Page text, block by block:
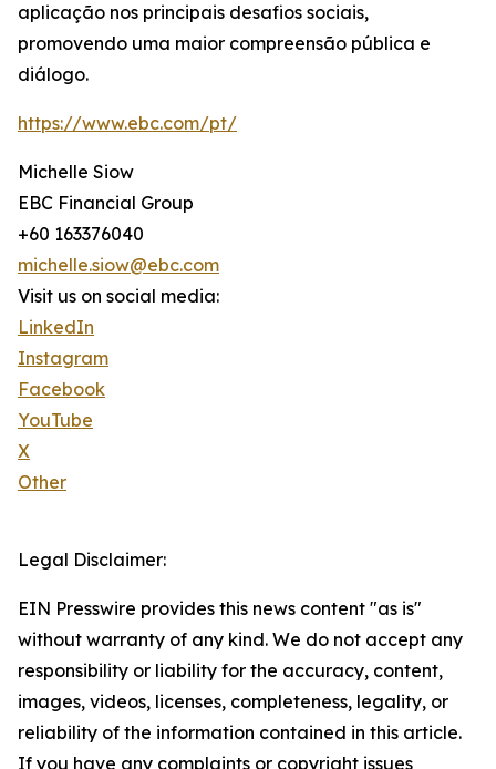
aplicação nos principais desafios sociais,
promovendo uma maior compreensão pública e
diálogo.
https://www.ebc.com/pt/
Michelle Siow
EBC Financial Group
+60 163376040
michelle.siow@ebc.com
Visit us on social media:
LinkedIn
Instagram
Facebook
YouTube
X
Other
Legal Disclaimer:
EIN Presswire provides this news content "as is"
without warranty of any kind. We do not accept any
responsibility or liability for the accuracy, content,
images, videos, licenses, completeness, legality, or
reliability of the information contained in this article.
If you have any complaints or copyright issues